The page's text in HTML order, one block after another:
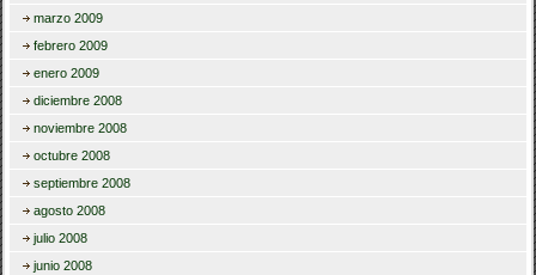
marzo 2009
febrero 2009
enero 2009
diciembre 2008
noviembre 2008
octubre 2008
septiembre 2008
agosto 2008
julio 2008
junio 2008